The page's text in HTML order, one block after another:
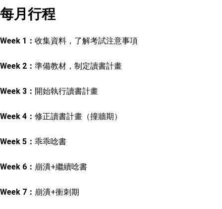
每月行程
Week 1： 收集資料，了解考試注意事項
Week 2： 準備教材，制定讀書計畫
Week 3： 開始執行讀書計畫
Week 4： 修正讀書計畫（撞牆期）
Week 5： 乖乖唸書
Week 6： 崩潰+繼續唸書
Week 7： 崩潰+衝刺期